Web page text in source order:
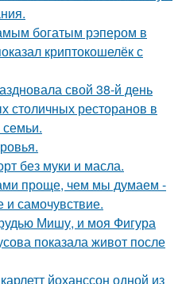
богатым рэпером в
криптокошелёк с
свой 38-й день
столичных ресторанов в
семьи.
без муки и масла.
проще, чем мы думаем -
и самочувствие.
Мишу, и моя Фигура
показала живот после
йоханссон одной из